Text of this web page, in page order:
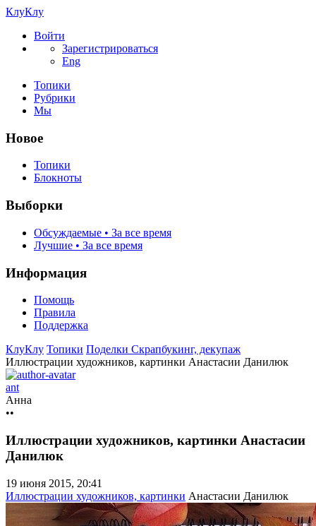
КлуКлу
Войти
Зарегистрироваться
Eng
Топики
Рубрики
Мы
Новое
Топики
Блокноты
Выборки
Обсуждаемые • За все время
Лучшие • За все время
Информация
Помощь
Правила
Поддержка
КлуКлу Топики Поделки Скрапбукинг, декупаж
Иллюстрации художников, картинки Анастасии Данилюк
ant
Анна
••
Иллюстрации художников, картинки Анастасии
Данилюк
19 июня 2015, 20:41
Иллюстрации художников, картинки Анастасии Данилюк